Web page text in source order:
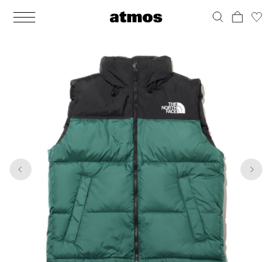
MEN
アクセサリー
その他
アディダス ピックアップ
シューズ
すべてのシューズ
ライフスタイルランニング
ウェア
ソックス
アンダーウェア
すべてのウェア
バッグ
バックパック / リュック
ショルダー / メッセンジャーバッグ
トート / エコバッグ
クラッチ / セカンドバッグ
ウエストバッグ
すべてのバッグ
アクセサリー
ポーチ / ウォレット
グッズ / アクセサリー
すべてのアクセサリー
その他
シューケア / グッズ
おもちゃ / フィギュア
すべてのその他
WOMENS
アクセサリー
その他
アディダス ピックアップ
シューズ
サンダル / パンプス
すべてのシューズ
ライフスタイルランニング
ウェア
ワンピース
スカート
ソックス
アンダーウェア
バッグ
バックパック / リュック
ショルダー / メッセンジャーバッグ
トート / エコバッグ
クラッチ / セカンドバッグ
ウエストバッグ
すべてのバッグ
アクセサリー
ポーチ / ウォレット
グッズ / アクセサリー
すべてのアクセサリー
その他
シューケア / グッズ
おもちゃ / フィギュア
すべてのその他
1 6